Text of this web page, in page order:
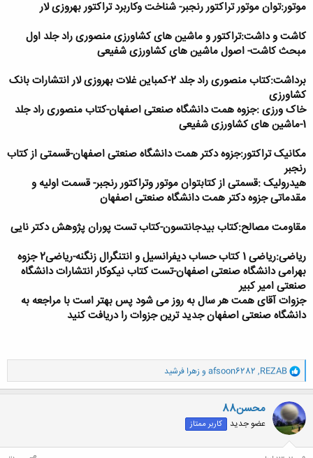
موتور:توان موتور تراکتور رنجبر- شناخت وکاربرد تراکتور بهروزی لار
کاشت و داشت:تراکتور و ماشین های کشاورزی منصوری راد جلد اول
مبحث کاشت- اصول ماشین های کشاورزی شفیعی
برداشت:کتاب منصوری راد جلد 2-کمباین غلات بهروزی لار انتشارات بانک
کشاورزی
خاک ورزی :جزوه همت دانشگاه صنعتی اصفهان-کتاب منصوری راد جلد
1-ماشین های کشاورزی شفیعی
مکانیک تراکتور:جزوه دکتر همت دانشگاه صنعتی اصفهان-قسمتی از کتاب
رنجبر
هیدرولیک :قسمتی از کتابتوان موتور وتراکتور رنجبر- قسمت اولیه و
مقدماتی جزوه دکتر همت دانشگاه صنعتی اصفهان
مقاومت مصالح:کتاب بیدجانتسون-کتاب تست پوران پژوهش دکتر نایی
ریاضی:ریاضی 1 کتاب حساب دیفرانسیل و انتنگرال زنگنه-ریاضی2 جزوه
بهرامی دانشگاه صنعتی اصفهان-تست کتاب نیکوکار انتشارات دانشگاه
صنعتی امیر کبیر
جزوات آقای همت هر سال به روز می شود پس بهتر است با مراجعه به
دانشگاه صنعتی اصفهان جدید ترین جزوات را دریافت کنید
و
ا
ک
ن
ش
ه
ا
REZAB
,
afsoon6282 و زهرا فرشید
محسن88
عضو جدید کاربر ممتاز